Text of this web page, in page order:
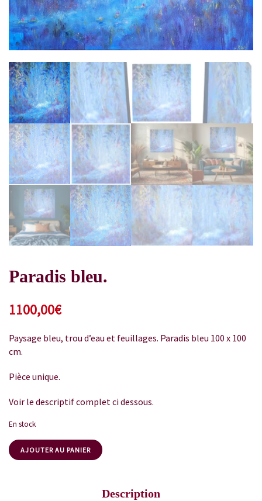
Paradis bleu.
1100,00€
Paysage bleu, trou d’eau et feuillages. Paradis bleu 100 x 100
cm.
Pièce unique.
Voir le descriptif complet ci dessous.
En stock
AJOUTER AU PANIER
Description